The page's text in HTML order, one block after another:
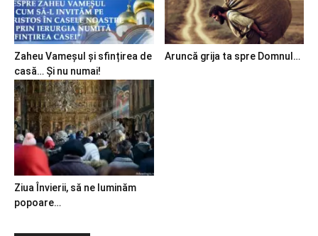
Zaheu Vameșul și sfințirea de
casă… Și nu numai!
Aruncă grija ta spre Domnul…
Ziua Învierii, să ne luminăm
popoare…